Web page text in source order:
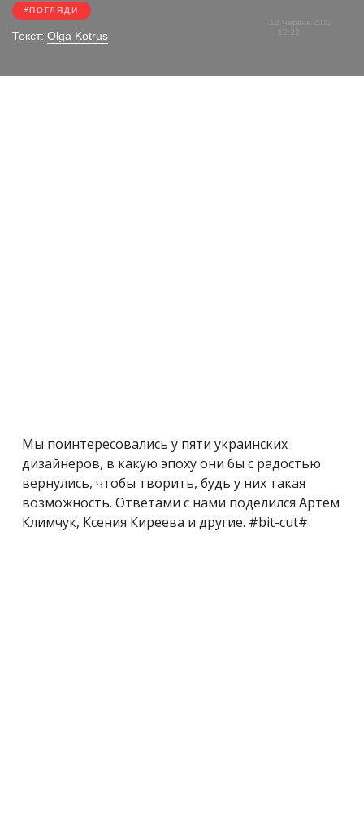
ПОГЛЯДИ
Текст: Olga Kotrus
Мы поинтересовались у пяти украинских
дизайнеров, в какую эпоху они бы с радостью
вернулись, чтобы творить, будь у них такая
возможность. Ответами с нами поделился Артем
Климчук, Ксения Киреева и другие. #bit-cut#